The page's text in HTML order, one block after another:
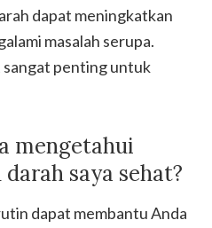
dapat meningkatkan
masalah serupa.
sangat penting untuk
mengetahui
saya sehat?
dapat membantu Anda